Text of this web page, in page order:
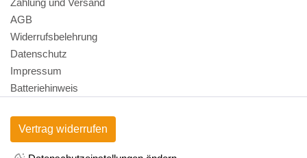
AGB
Widerrufsbelehrung
Datenschutz
Impressum
Batteriehinweis
Vertrag widerrufen